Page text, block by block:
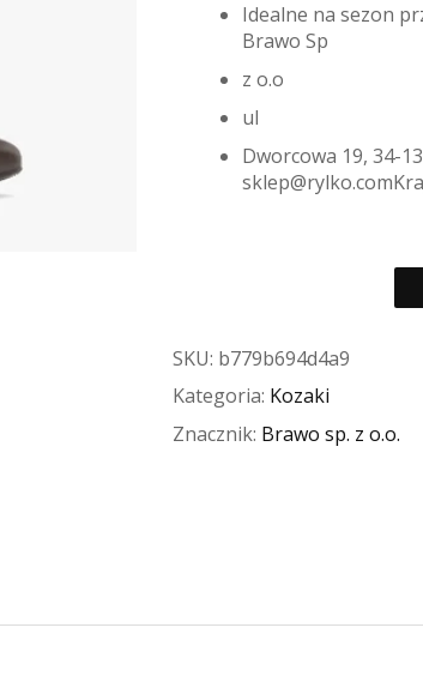
Idealne na sezon
Brawo Sp
z o.o
ul
Dworcowa 19, 34-
SKU: b779b694d4a9
Kategoria: Kozaki
Znacznik: Brawo sp. z o.o.